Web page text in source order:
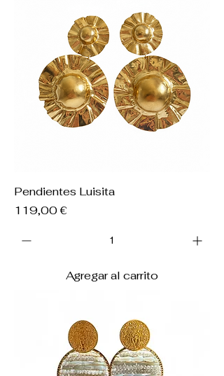
Pendientes Luisita
Precio
119,00 €
Agregar al carrito